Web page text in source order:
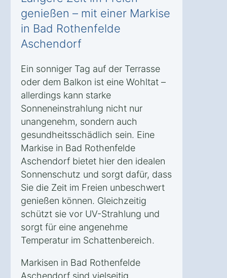
genießen – mit einer Markise
in Bad Rothenfelde
Aschendorf
Ein sonniger Tag auf der Terrasse
oder dem Balkon ist eine Wohltat –
allerdings kann starke
Sonneneinstrahlung nicht nur
unangenehm, sondern auch
gesundheitsschädlich sein. Eine
Markise in Bad Rothenfelde
Aschendorf bietet hier den idealen
Sonnenschutz und sorgt dafür, dass
Sie die Zeit im Freien unbeschwert
genießen können. Gleichzeitig
schützt sie vor UV-Strahlung und
sorgt für eine angenehme
Temperatur im Schattenbereich.
Markisen in Bad Rothenfelde
Aschendorf sind vielseitig